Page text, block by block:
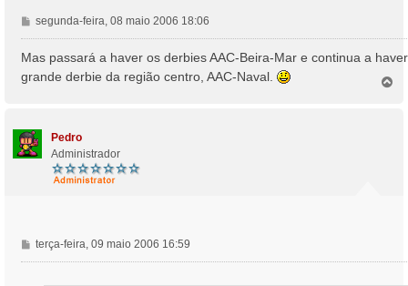
M
e
a
m
segunda-feira, 08 maio 2006 18:06
Mas passará a haver os derbies AAC-Beira-Mar e continua a
grande derbie da região centro, AAC-Naval.
Pedro
Administrador
M
e
terça-feira, 09 maio 2006 16:59